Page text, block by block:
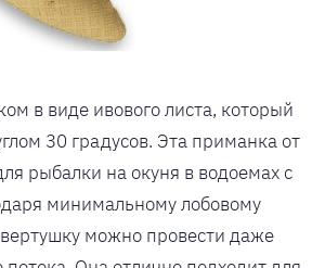
в виде ивового листа, который
30 градусов. Эта приманка от
рыбалки на окуня в водоемах с
минимальному лобовому
можно провести даже